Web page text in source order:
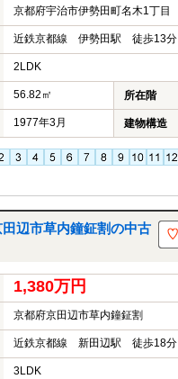
京都府宇治市伊勢田町名木1丁目
近鉄京都線 伊勢田駅 徒歩13分
2LDK
56.82㎡ 所在階
1977年3月 建物構造
辺市草内鐘鉦割の中古
1,380万円
京都府京田辺市草内鐘鉦割
近鉄京都線 新田辺駅 徒歩18分
3LDK